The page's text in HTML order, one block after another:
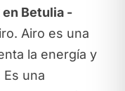
Betulia -
Airo es una
la energía y
una